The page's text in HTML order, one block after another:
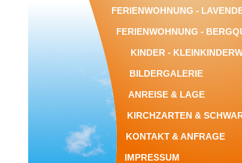
FERIENWOHNUNG -
FERIENWOHNUNG -
KINDER -
BILDERGALERIE
ANREISE & LAGE
KIRCHZARTEN &
KONTAKT & ANFRAGE
IMPRESSUM